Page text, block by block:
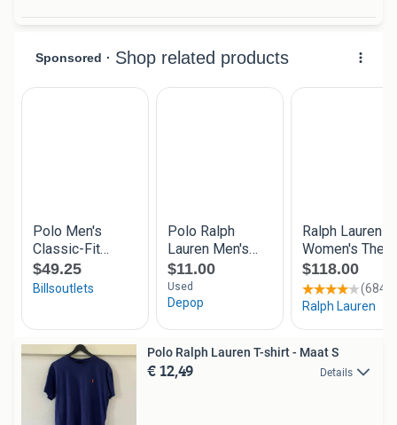
Polo Ralph Lauren T-shirt - Maat S
€ 12,49 Details